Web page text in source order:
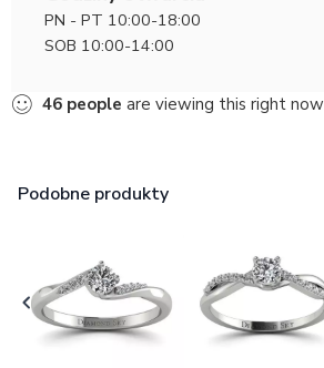
PN - PT 10:00-18:00
SOB 10:00-14:00
46 people are viewing this right now
Podobne produkty